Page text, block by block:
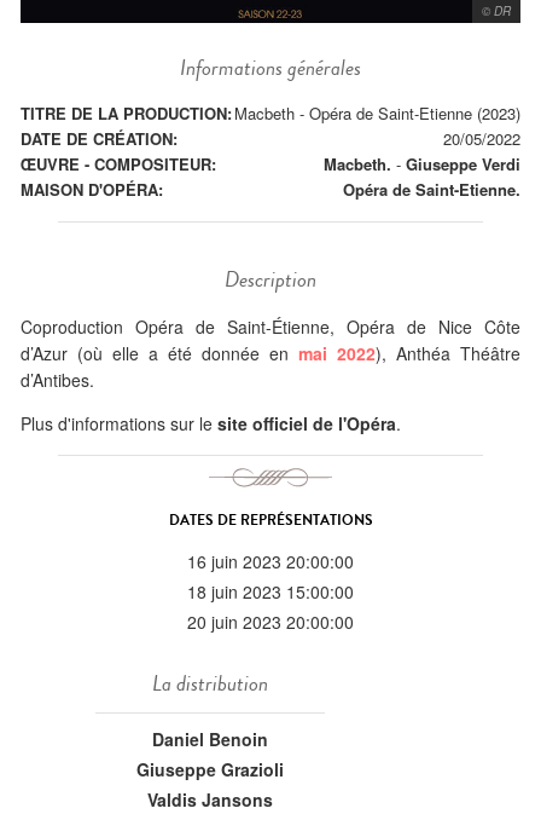
© DR
Informations générales
TITRE DE LA PRODUCTION:Macbeth - Opéra de Saint-Etienne (2023)
DATE DE CRÉATION:
20/05/2022
ŒUVRE - COMPOSITEUR:
Macbeth. - Giuseppe Verdi
MAISON D'OPÉRA:
Opéra de Saint-Etienne.
Description
Coproduction Opéra de Saint-Étienne, Opéra de Nice Côte
d’Azur (où elle a été donnée en mai 2022), Anthéa Théâtre
d’Antibes.
Plus d'informations sur le site officiel de l'Opéra.
DATES DE REPRÉSENTATIONS
16 juin 2023 20:00:00
18 juin 2023 15:00:00
20 juin 2023 20:00:00
La distribution
Daniel Benoin
Giuseppe Grazioli
Valdis Jansons